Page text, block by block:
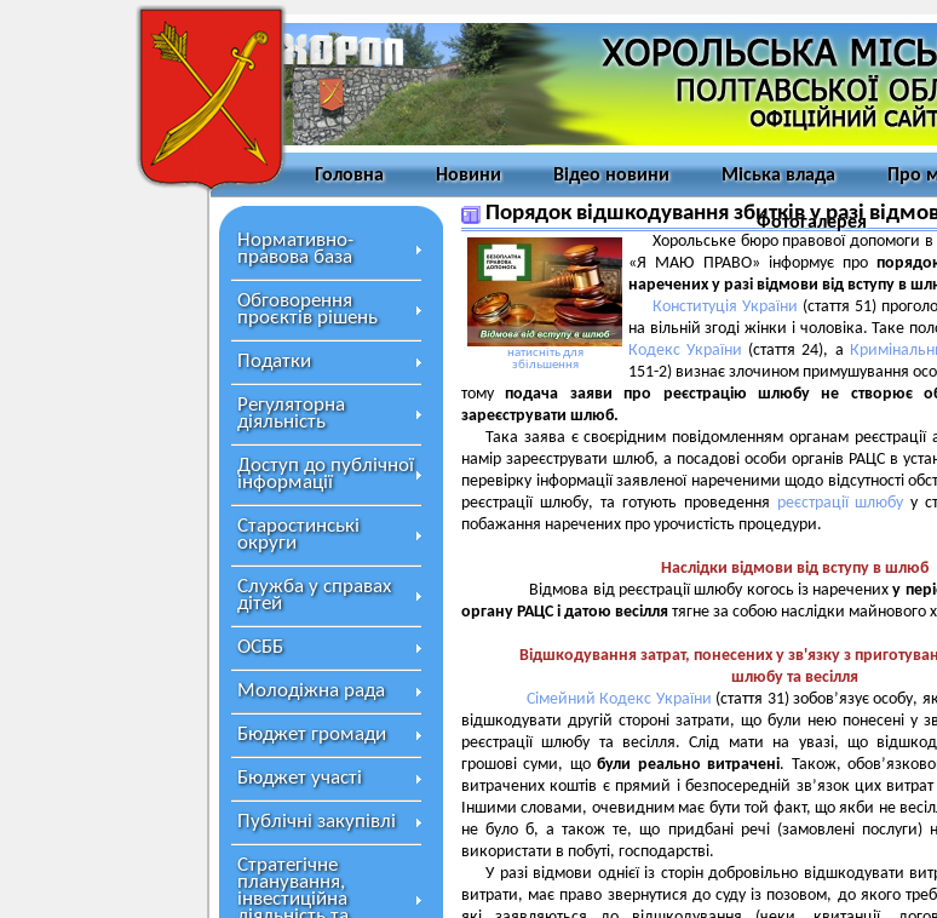
Головна Новини Відео новини Міська влада Про
Фотогалерея
Нормативно-
правова база
Обговорення
проєктів рішень
Податки
Регуляторна
діяльність
Доступ до публічної
інформації
Старостинські
округи
Служба у справах
дітей
ОСББ
Молодіжна рада
Бюджет громади
Бюджет участі
Публічні закупівлі
Стратегічне
планування,
інвестиційна
Порядок відшкодування збитків у разі
натисніть для
збільшення
Хорольське бюро правової допомоги в
«Я МАЮ ПРАВО» інформує про
наречених у разі відмови від вступу в
Конституція України (стаття 51)
на вільній згоді жінки і чоловіка. Таке
Кодекс України (стаття 24), а
151-2) визнає злочином примушування
томуподача заяви про реєстрацію шлюбу не створює
зареєструвати шлюб.
Така заява є своєрідним повідомленням органам реєстрації
намір зареєструвати шлюб, а посадові особи органів РАЦС в
перевірку інформації заявленої нареченими щодо відсутності
реєстрації шлюбу, та готують проведення реєстрації шлюбу у
побажання наречених про урочистість процедури.
Наслідки відмови від вступу в шлюб
Відмова від реєстрації шлюбу когось із наречениху
органу РАЦС і датою весілля тягне за собою наслідки майнового
Відшкодування затрат, понесених у зв'язку з
шлюбу та весілля
Сімейний Кодекс України (стаття 31) зобов’язує особу,
відшкодувати другій стороні затрати, що були нею понесені у
реєстрації шлюбу та весілля. Слід мати на увазі, що
грошові суми, щобули реально витрачені. Також,
витрачених коштів є прямий і безпосередній зв’язок цих
Іншими словами, очевидним має бути той факт, що якби не
не було б, а також те, що придбані речі (замовлені
використати в побуті, господарстві.
У разі відмови однієї із сторін добровільно відшкодувати
витрати, має право звернутися до суду із позовом, до якого